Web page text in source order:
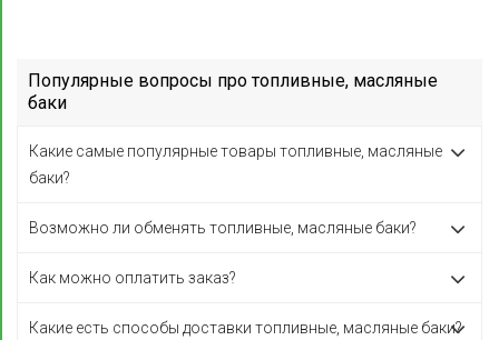
Популярные вопросы про топливные, масляные
баки
Какие самые популярные товары топливные, масляные
баки?
Возможно ли обменять топливные, масляные баки?
Как можно оплатить заказ?
Какие есть способы доставки топливные, масляные баки?